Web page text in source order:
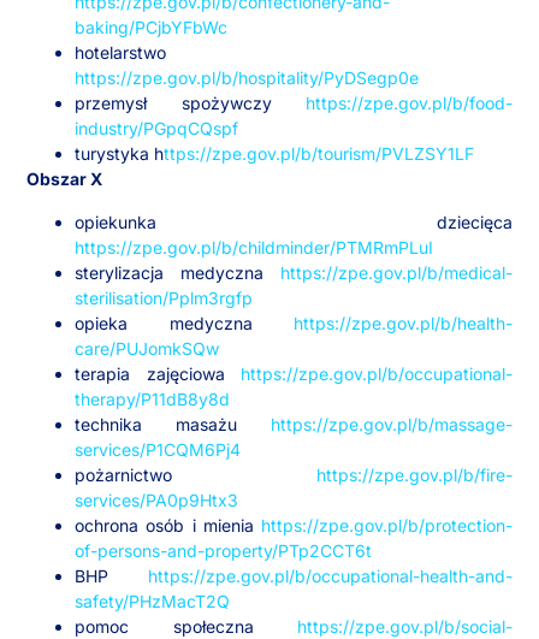
baking/PCjbYFbWc
hotelarstwo
https://zpe.gov.pl/b/hospitality/PyDSegp0e
przemysł spożywczy
https://zpe.gov.pl/b/food-
industry/PGpqCQspf
turystyka https://zpe.gov.pl/b/tourism/PVLZSY1LF
Obszar X
opiekunka dziecięca
https://zpe.gov.pl/b/childminder/PTMRmPLuI
sterylizacja medyczna https://zpe.gov.pl/b/medical-
sterilisation/Pplm3rgfp
opieka medyczna
https://zpe.gov.pl/b/health-
care/PUJomkSQw
terapia zajęciowa https://zpe.gov.pl/b/occupational-
therapy/P11dB8y8d
technika masażu
https://zpe.gov.pl/b/massage-
services/P1CQM6Pj4
pożarnictwo https://zpe.gov.pl/b/fire-
services/PA0p9Htx3
ochrona osób i mienia https://zpe.gov.pl/b/protection-
of-persons-and-property/PTp2CCT6t
BHP https://zpe.gov.pl/b/occupational-health-and-
safety/PHzMacT2Q
pomoc społeczna https://zpe.gov.pl/b/social-